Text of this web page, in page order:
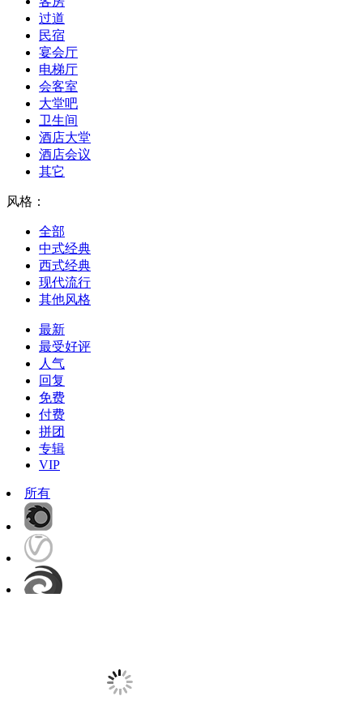
过道
民宿
宴会厅
电梯厅
会客室
大堂吧
卫生间
酒店大堂
酒店会议
其它
风格：
全部
中式经典
西式经典
现代流行
其他风格
最新
最受好评
人气
回复
免费
付费
拼团
专辑
VIP
所有